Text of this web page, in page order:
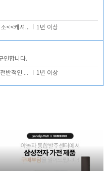
베팅.,청소<<캐셔 모셔봅니다. 1년 이상
인합니다.
주차 및 전반적인 당번업무 1년 이상